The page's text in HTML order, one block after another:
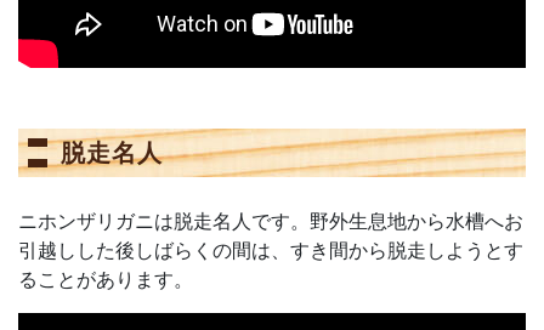
脱走名人
ニホンザリガニは脱走名人です。野外生息地から水槽へお
引越しした後しばらくの間は、すき間から脱走しようとす
ることがあります。